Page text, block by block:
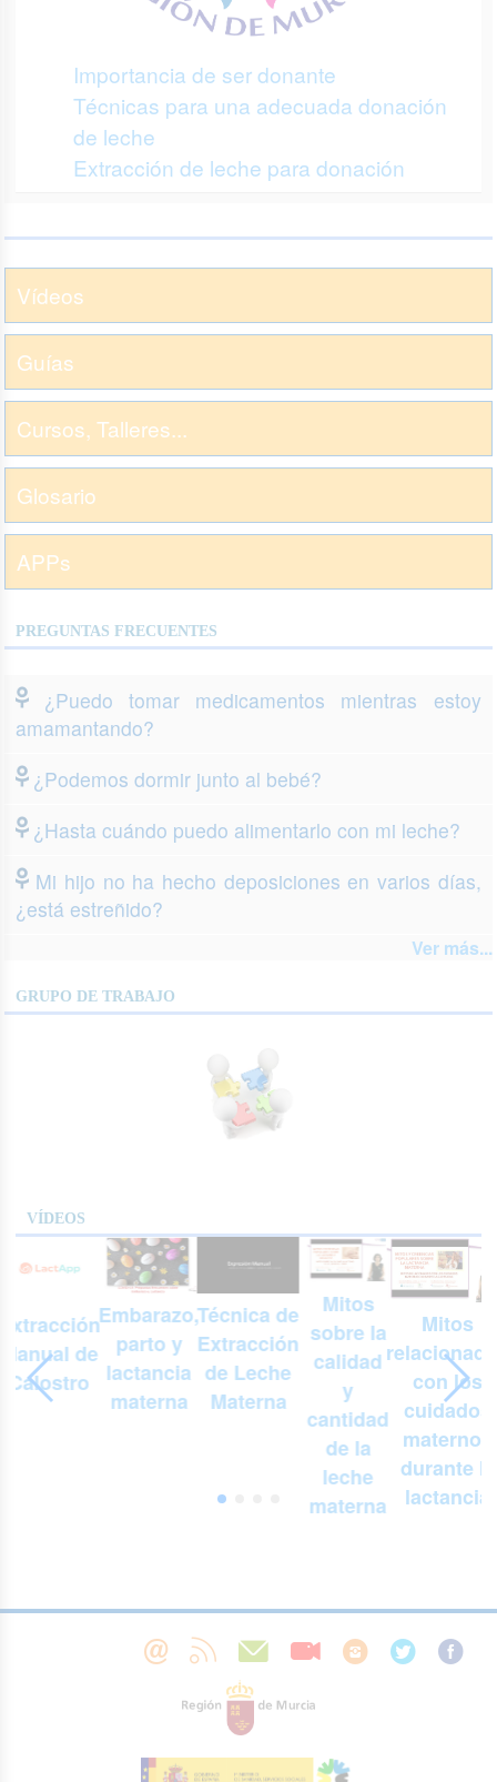
Importancia de ser donante
Técnicas para una adecuada donación
de leche
Extracción de leche para donación
Vídeos
Guías
Cursos, Talleres...
Glosario
APPs
PREGUNTAS FRECUENTES
¿Puedo tomar medicamentos mientras estoy
amamantando?
¿Podemos dormir junto al bebé?
¿Hasta cuándo puedo alimentarlo con mi leche?
Mi hijo no ha hecho deposiciones en varios días,
¿está estreñido?
Ver más...
GRUPO DE TRABAJO
VÍDEOS
Manual de
Calostro
Embarazo,
parto y
lactancia
materna
Técnica de
Extracción
de Leche
Materna
Mitos
sobre la
calidad
y
cantidad
de la
leche
materna
Mitos
con los
cuidados
maternos
durante la
lactancia